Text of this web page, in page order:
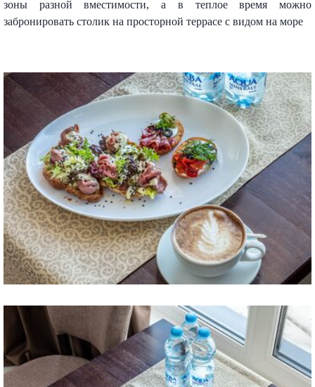
зоны разной вместимости, а в теплое время можно
забронировать столик на просторной террасе с видом на море